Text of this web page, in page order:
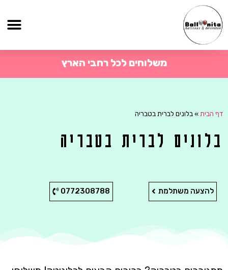
משלוחים לכל רחבי הארץ
דף הבית»בלונים לברית בטבריה
בלונים לברית בטבריה
להצעה משתלמת 0772308788